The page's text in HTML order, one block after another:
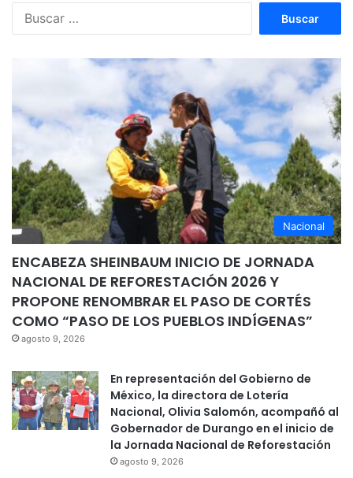
Nacional
ENCABEZA SHEINBAUM INICIO DE JORNADA
NACIONAL DE REFORESTACIÓN 2026 Y
PROPONE RENOMBRAR EL PASO DE CORTÉS
COMO “PASO DE LOS PUEBLOS INDÍGENAS”
agosto 9, 2026
En representación del Gobierno de
México, la directora de Lotería
Nacional, Olivia Salomón, acompañó al
Gobernador de Durango en el inicio de
la Jornada Nacional de Reforestación
agosto 9, 2026